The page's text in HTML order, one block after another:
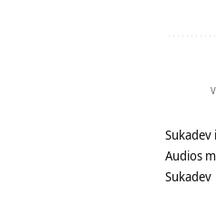
Audios
Sukadev